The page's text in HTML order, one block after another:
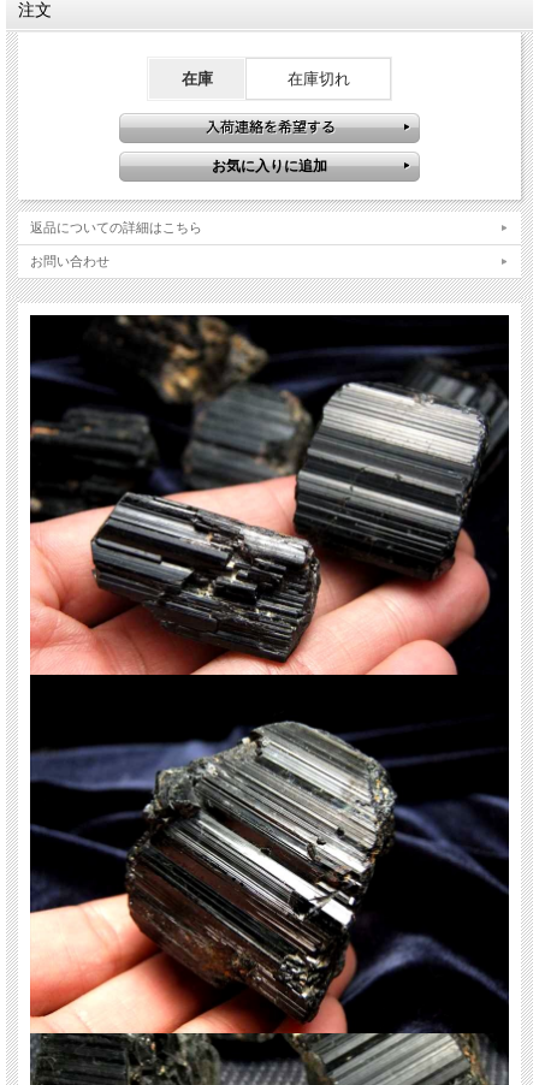
商品説明
希少な原石タイプのブラックトルマリンが入荷いたしました！！
このブラックトルマリン原石は、トルマリンの特徴である縦条線がきれいに出て
いて、原石のコレクターの方には、お値段もお買い得でオススメですよ。
ーもそれぞれ違ってきます。
どの種類のトルマリンにも共通して、身体に有害な電磁波を防ぐという効果があ
りますので、携帯電話やパソコンなどをひんぱんに使っている方にお勧めのパワ
ーストーンです。
まるで木炭のような見た目をしているブラックトルマリン原石。
艶々光沢柱状結晶で高級感、重厚感があります。
ストーンキーワード
ネガティブなエネルギーの除去。
優しさや忍耐力を強くする効果。
ご注意事項
※撮影に使用した原石は、軽く水拭きしています。 お届けした商品に砂等が付い
ていた場合は、軽く水拭きして頂ければ光沢感が復活しますよ。
※商品の特性上、強度が脆くなっております。取り扱いには御注意ください。
※配送中にかけてしまう恐れが有ります。ご理解の方のみご利用ください。
天然石ですので多少の傷、クラックはあります。宜しくお願い致します。 最後に
あなたに幸福が訪れますように(*^_^*)
関連キーワード
天然石 パワーストーン 海外直輸入 バイヤー厳選 プレゼント ギフト メンズ レデ
ィース 卸し 卸価格 実店舗 ハンドメイド サイズ直し コムローズ comrose
注文
在庫 在庫切れ
返品についての詳細はこちら
お問い合わせ